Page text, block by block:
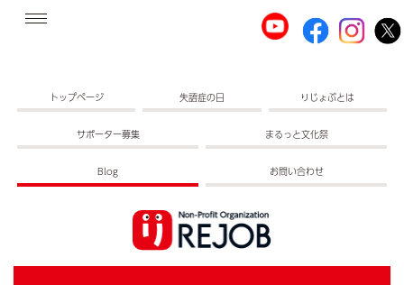
トップページ 失語症の日 りじょぶとは
サポーター募集 まるっと文化祭
Blog お問い合わせ